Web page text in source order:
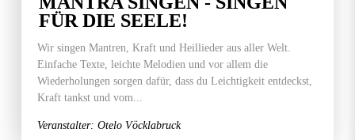
FÜR DIE SEELE!
Wir singen Mantren, Kraft und Heillieder aus aller Welt.
Einfache Texte, leichte Melodien und vor allem die
Wiederholungen sorgen dafür, dass du Leichtigkeit entdeckst,
Kraft tankst und vom...
Veranstalter: Otelo Vöcklabruck